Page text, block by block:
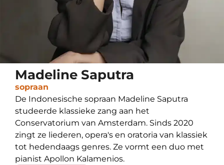
Madeline Saputra
sopraan
De Indonesische sopraan Madeline Saputra
studeerde klassieke zang aan het
Conservatorium van Amsterdam. Sinds 2020
zingt ze liederen, opera's en oratoria van klassiek
tot hedendaags genres. Ze vormt een duo met
pianist Apollon Kalamenios.